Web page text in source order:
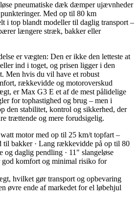
pneumatiske dæk dæmper ujævnheder
Med op til 80 km
i top blandt modeller til daglig transport –
længere stræk, bakker eller
er vægten: Den er ikke den letteste at
ind i toget, og prisen ligger i den
Men hvis du vil have et robust
rækkevidde og motoroverskud
er Max G3 E et af de mest pålidelige
for tophastighed og brug – men i
den stabilitet, kontrol og sikkerhed, der
trættende og mere forudsigelig.
motor med op til 25 km/t topfart –
til bakker · Lang rækkevidde på op til 80
daglig pendling · 11" slangeløse
komfort og minimal risiko for
hvilket gør transport og opbevaring
øvre ende af markedet for el løbehjul